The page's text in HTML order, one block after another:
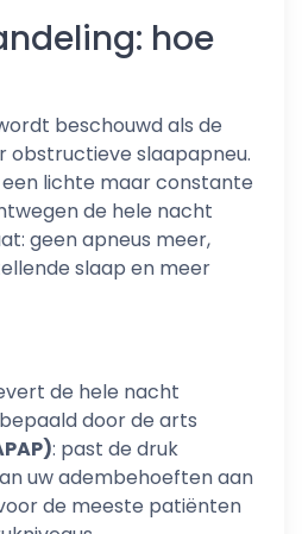
hoe
beschouwd als de
obstructieve slaapapneu.
lichte maar constante
de hele nacht
geen apneus meer,
slaap en meer
de hele nacht
door de arts
: past de druk
uw adembehoeften aan
de meeste patiënten